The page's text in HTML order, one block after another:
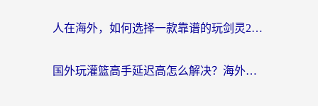
人在海外，如何选择一款靠谱的玩剑灵2加速器？
国外玩灌篮高手延迟高怎么解决？海外玩家国服游戏加速终极指南